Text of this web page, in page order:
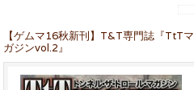
【ゲムマ16秋新刊】T&T専門誌『TtTマ
ガジンvol.2』